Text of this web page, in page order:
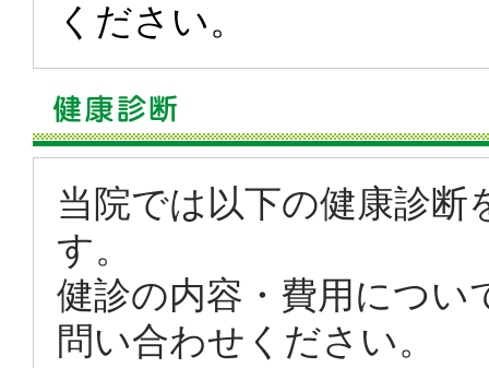
ください。
当院では以下の健康診断
す。
健診の内容・費用につい
問い合わせください。